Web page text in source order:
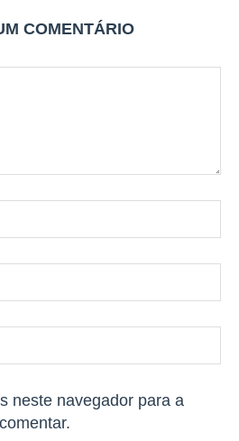
COMENTÁRIO
neste navegador para a